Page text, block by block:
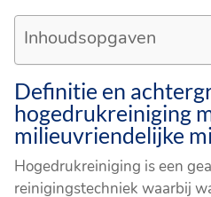
Inhoudsopgaven
Definitie en
hogedrukreiniging
milieuvriendelijke
Hogedrukreiniging is een
reinigingstechniek waarbij